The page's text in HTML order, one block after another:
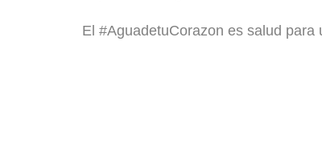
El #AguadetuCorazon es salud para